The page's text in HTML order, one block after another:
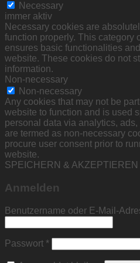
Necessary
immer aktiv
Necessary cookies are
function properly. This category
ensures basic functionalities
website. These cookies do not
information.
Non-necessary
Non-necessary
Any cookies that may not be
website to function and is used
personal data via analytics,
are termed as non-necessary
procure user consent prior to
website.
SPEICHERN & AKZEPTIEREN
Anmelden
Benutzername oder E-Mail-
Passwort *Erforderlich